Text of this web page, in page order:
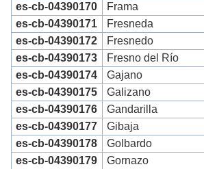
es-cb-04390170
Frama
es-cb-04390171
Fresneda
es-cb-04390172
Fresnedo
es-cb-04390173
Fresno del Río
es-cb-04390174
Gajano
es-cb-04390175
Galizano
es-cb-04390176
Gandarilla
es-cb-04390177
Gibaja
es-cb-04390178
Golbardo
es-cb-04390179
Gornazo